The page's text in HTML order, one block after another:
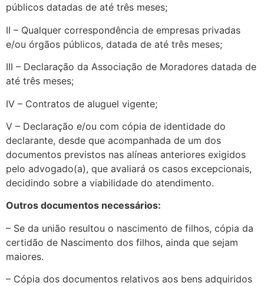
públicos datadas de até três meses;
II – Qualquer correspondência de empresas privadas
e/ou órgãos públicos, datada de até três meses;
III – Declaração da Associação de Moradores datada de
até três meses;
IV – Contratos de aluguel vigente;
V – Declaração e/ou com cópia de identidade do
declarante, desde que acompanhada de um dos
documentos previstos nas alíneas anteriores exigidos
pelo advogado(a), que avaliará os casos excepcionais,
decidindo sobre a viabilidade do atendimento.
Outros documentos necessários:
– Se da união resultou o nascimento de filhos, cópia da
certidão de Nascimento dos filhos, ainda que sejam
maiores.
– Cópia dos documentos relativos aos bens adquiridos